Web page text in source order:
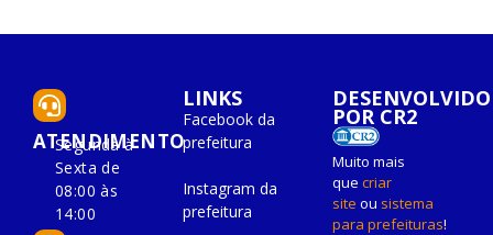
ATENDIMENTO
Segunda à
Sexta de
08:00 às
14:00
LINKS
Facebook da
prefeitura
Instagram da
prefeitura
DESENVOLVIDO
POR CR2
Muito mais
que criar
site ou sistema
para prefeituras!